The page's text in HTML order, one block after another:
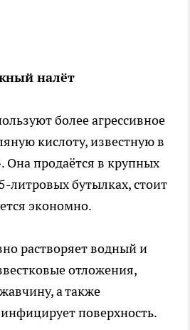
налёт
более агрессивное
кислоту, известную в
Она продаётся в крупных
литровых бутылках, стоит
экономно.
растворяет водный и
отложения,
а также
поверхность.